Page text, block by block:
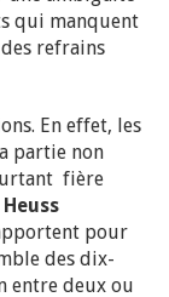
qui manquent
refrains
En effet, les
partie non
fière
pour
des dix-
entre deux ou